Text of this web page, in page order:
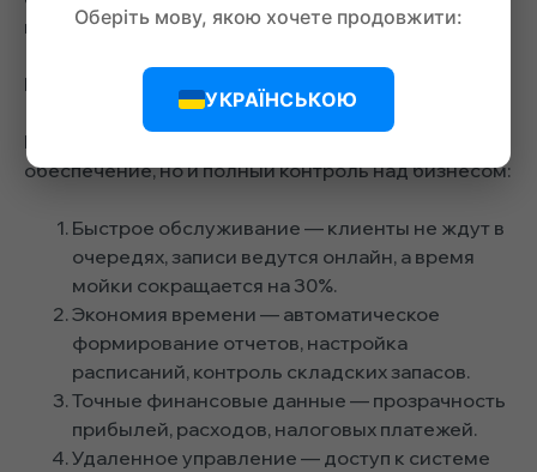
выбирают нашу систему:
Ключевые преимущества
Вы получаете не только программное
обеспечение, но и полный контроль над бизнесом:
Быстрое обслуживание — клиенты не ждут в
очередях, записи ведутся онлайн, а время
мойки сокращается на 30%.
Экономия времени — автоматическое
формирование отчетов, настройка
расписаний, контроль складских запасов.
Точные финансовые данные — прозрачность
прибылей, расходов, налоговых платежей.
Удаленное управление — доступ к системе
Оберіть мову, якою хочете продовжити:
УКРАЇНСЬКОЮ